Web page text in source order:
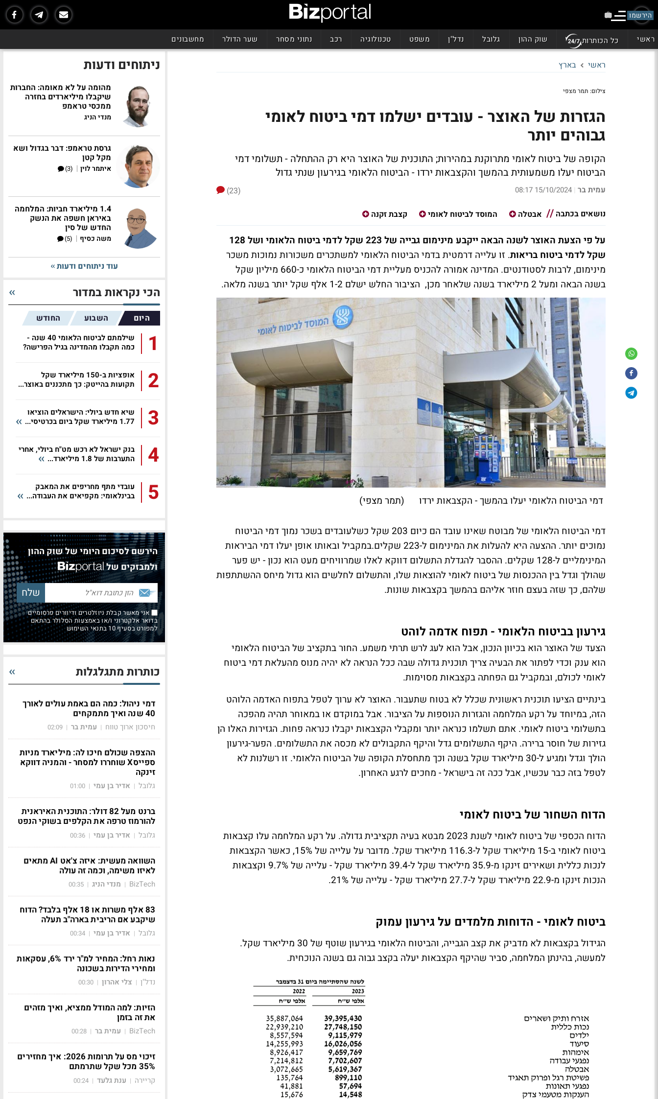
הירשמו
ראשי כל הכותרות שוק ההון גלובל נדל"ן משפט טכנולוגיה רכב נתוני מסחר שער הדולר מחשבונים
ראשי בארץ
צילום: תמר מצפי
הגזרות של האוצר - עובדים ישלמו דמי ביטוח לאומי
גבוהים יותר
הקופה של ביטוח לאומי מתרוקנת במהירות; התוכנית של האוצר היא רק ההתחלה - תשלומי דמי
הביטוח יעלו משמעותית בהמשך והקצבאות ירדו - הביטוח הלאומי בגירעון שנתי גדול
עמית בר |
15/10/2024 08:17
(23)
נושאים בכתבה
אבטלה המוסד לביטוח לאומי קצבת זקנה
על פי הצעת האוצר לשנה הבאה ייקבע מינימום גבייה של 223 שקל לדמי ביטוח הלאומי ושל 128
שקל לדמי ביטוח בריאות. זו עלייה דרמטית בדמי הביטוח הלאומי למשתכרים משכורות נמוכות משכר
מינימום, לרבות לסטודנטים. המדינה אמורה להכניס מעליית דמי הביטוח הלאומי כ-660 מיליון שקל
בשנה הבאה ומעל 2 מיליארד בשנה שלאחר מכן, הציבור החלש ישלם 1-2 אלף שקל יותר בשנה מלאה.
דמי הביטוח הלאומי יעלו בהמשך - הקצבאות ירדו (תמר מצפי)
דמי הביטוח הלאומי של מבוטח שאינו עובד הם כיום 203 שקל כשלעובדים בשכר נמוך דמי הביטוח
נמוכים יותר. ההצעה היא להעלות את המינימום ל-223 שקלים.במקביל ובאותו אופן יעלו דמי הביראות
המינימליים ל-128 שקלים. ההסבר להגדלת התשלום דווקא לאלו שמרוויחים מעט הוא נכון - יש פער
שהולך וגדל בין ההכנסות של ביטוח לאומי להוצאות שלו, והתשלום לחלשים הוא גדול מיחס ההשתתפות
שלהם, כך שזה בעצם חוזר אליהם בהמשך בקצבאות שונות.
גירעון בביטוח הלאומי - תפוח אדמה לוהט
הצעד של האוצר הוא בכיוון הנכון, אבל הוא לעג לרש תרתי משמע. החור בתקציב של הביטוח הלאומי
הוא ענק וכדי לפתור את הבעיה צריך תוכנית גדולה שבה ככל הנראה לא יהיה מנוס מהעלאת דמי ביטוח
לאומי לכולם, ובמקביל גם הפחתה בקצבאות מסוימות.
בינתיים הציעו תוכנית ראשונית שכלל לא בטוח שתעבור. האוצר לא ערוך לטפל בתפוח האדמה הלוהט
הזה, במיוחד על רקע המלחמה והגזרות הנוספות על הציבור. אבל במוקדם או במאוחר תהיה מהפכה
בתשלומי ביטוח לאומי. אתם תשלמו כנראה יותר ומקבלי הקצבאות יקבלו כנראה פחות. הגזירות האלו הן
גזירות של חוסר ברירה. היקף התשלומים גדל והיקף התקבולים לא מכסה את התשלומים. הפער-גירעון
הולך וגדל ומגיע ל-30 מיליארד שקל בשנה וכך מתחסלת הקופה של הביטוח הלאומי. זו רשלנות לא
לטפל בזה כבר עכשיו, אבל ככה זה בישראל - מחכים לרגע האחרון.
הדוח השחור של ביטוח לאומי
הדוח הכספי של ביטוח לאומי לשנת 2023 מבטא בעיה תקציבית גדולה. על רקע המלחמה עלו קצבאות
ביטוח לאומי ב-15 מיליארד שקל ל-116.3 מיליארד שקל. מדובר על עלייה של 15%, כאשר הקצבאות
לנכות כללית ושאירים זינקו מ-35.9 מיליארד שקל ל-39.4 מיליארד שקל - עלייה של 9.7% וקצבאות
הנכות זינקו מ-22.9 מיליארד שקל ל-27.7 מיליארד שקל - עלייה של 21%.
ביטוח לאומי - הדוחות מלמדים על גירעון עמוק
הגידול בקצבאות לא מדביק את קצב הגבייה, והביטוח הלאומי בגירעון שוטף של 30 מיליארד שקל.
למעשה, בהינתן המלחמה, סביר שהיקף הקצבאות יעלה בקצב גבוה גם בשנה הנוכחית.
ניתוחים ודעות
מהומה על לא מאומה: החברות
שיקבלו מיליארדים בחזרה
ממכסי טראמפ
מנדי הניג
גרסת טראמפ: דבר בגדול ושא
מקל קטן
איתמר לוין |
(3)
1.4 מיליארד חביות: המלחמה
באיראן חשפה את הנשק
החדש של סין
משה כסיף |
(5)
עוד ניתוחים ודעות
הכי נקראות במדור
היום השבוע החודש
1
שילמתם לביטוח הלאומי 40 שנה -
כמה תקבלו מהמדינה בגיל הפרישה?
2
אופציות ב-150 מיליארד שקל
תקועות בהייטק: כך מתכננים באוצר...
3
שיא חדש ביולי: הישראלים הוציאו
1.77 מיליארד שקל ביום בכרטיסי...
4
בנק ישראל לא רכש מט"ח ביולי, אחרי
התערבות של 1.8 מיליארד...
5
עובדי מתף מחריפים את המאבק
בבינלאומי: מקפיאים את העבודה...
הירשם לסיכום היומי של שוק ההון
ולמבזקים של
אני מאשר קבלת ניוזלטרים ודיוורים פרסומיים
בדואר אלקטרוני ו/או באמצעות הסלולר בהתאם
למפורט בסעיף 10 בתנאי השימוש
כותרות מתגלגלות
דמי ניהול: כמה הם באמת עולים לאורך
40 שנה ואיך מתמקחים
חיסכון ארוך טווח | עמית בר |
02:09
ההצפה שכולם חיכו לה: מיליארד מניות
ספייסX שוחררו למסחר - והמניה דווקא
זינקה
גלובל | אדיר בן עמי |
01:00
ברנט מעל 82 דולר: התוכנית האיראנית
להורמוז טרפה את הקלפים בשוקי הנפט
גלובל | אדיר בן עמי |
00:36
השוואה מעשית: איזה צ'אט AI מתאים
לאיזו משימה, וכמה זה עולה
BizTech
| מנדי הניג |
00:35
83 אלף משרות או 18 אלף בלבד? הדוח
שיקבע אם הריבית בארה"ב תעלה
גלובל | אדיר בן עמי |
00:34
נאות רחל: המחיר למ"ר ירד 6%, עסקאות
ומחירי הדירות בשכונה
נדל"ן | צלי אהרון |
00:30
הזיות: למה המודל ממציא, ואיך מזהים
את זה בזמן
BizTech
| עמית בר |
00:28
זיכוי מס על תרומות 2026: איך מחזירים
35% מכל שקל שתרמתם
קריירה | ענת גלעד |
00:24